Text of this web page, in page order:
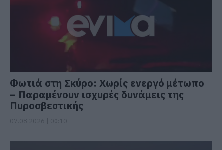
Φωτιά στη Σκύρο: Χωρίς ενεργό μέτωπο
– Παραμένουν ισχυρές δυνάμεις της
Πυροσβεστικής